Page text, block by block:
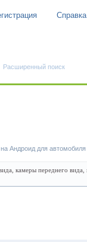
Справка
Расширенный поиск
на Андроид для автомобиля
камеры переднего